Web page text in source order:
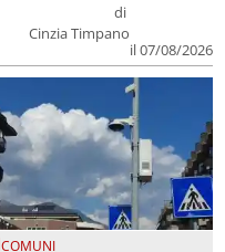
di
Cinzia Timpano
il 07/08/2026
COMUNI